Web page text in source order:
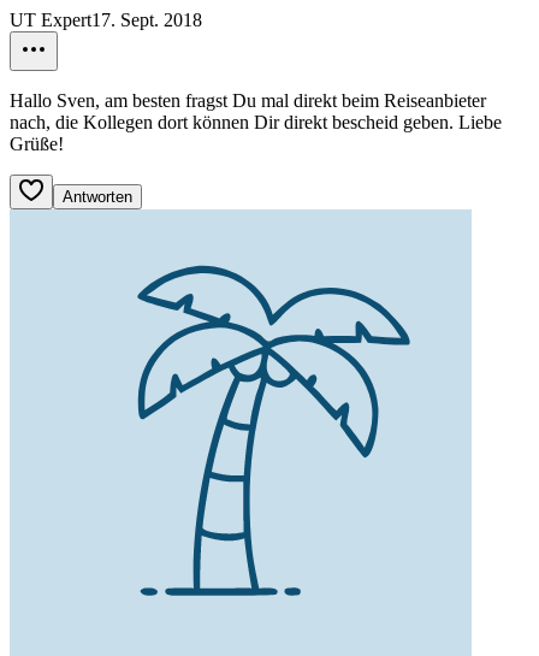
UT Expert17. Sept. 2018
Hallo Sven, am besten fragst Du mal direkt beim Reiseanbieter
nach, die Kollegen dort können Dir direkt bescheid geben. Liebe
Grüße!
Antworten